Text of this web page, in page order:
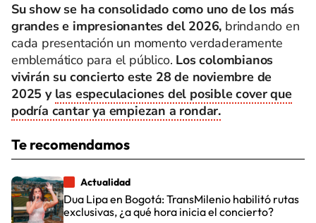
Su show se ha consolidado como uno de los más
grandes e impresionantes del 2026, brindando en
cada presentación un momento verdaderamente
emblemático para el público. Los colombianos
vivirán su concierto este 28 de noviembre de
2025 y las especulaciones del posible cover que
podría cantar ya empiezan a rondar.
Te recomendamos
Actualidad
Dua Lipa en Bogotá: TransMilenio habilitó rutas
exclusivas, ¿a qué hora inicia el concierto?